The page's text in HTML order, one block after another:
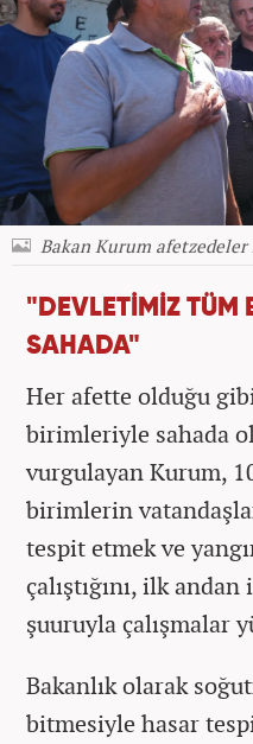
Bakan Kurum
"DEVLETİMİZ TÜM
SAHADA"
Her afette olduğu
birimleriyle sahada
vurgulayan Kurum,
birimlerin
tespit etmek ve
çalıştığını, ilk
şuuruyla çalışmalar
Bakanlık olarak
bitmesiyle hasar